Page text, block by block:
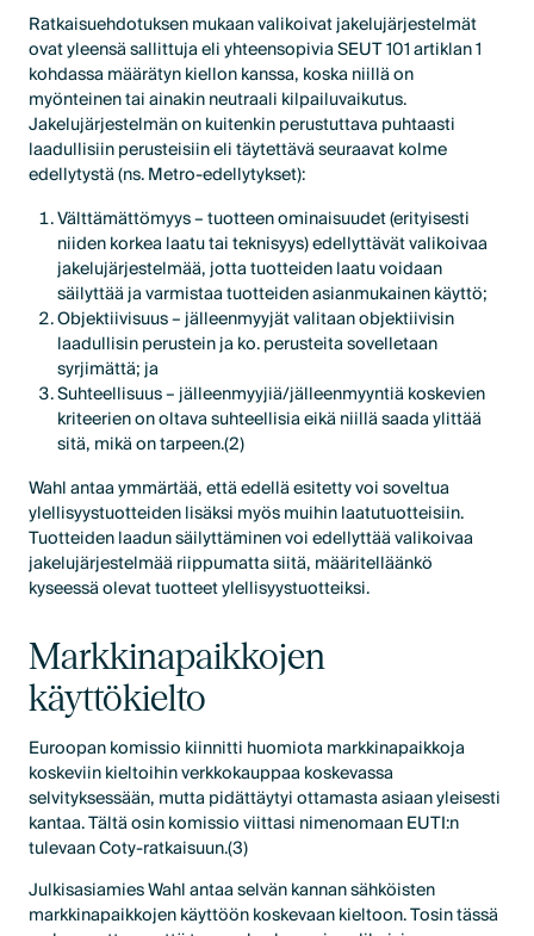
Ratkaisuehdotuksen mukaan valikoivat jakelujärjestelmät
ovat yleensä sallittuja eli yhteensopivia SEUT 101 artiklan 1
kohdassa määrätyn kiellon kanssa, koska niillä on
myönteinen tai ainakin neutraali kilpailuvaikutus.
Jakelujärjestelmän on kuitenkin perustuttava puhtaasti
laadullisiin perusteisiin eli täytettävä seuraavat kolme
edellytystä (ns. Metro-edellytykset):
Välttämättömyys – tuotteen ominaisuudet (erityisesti
niiden korkea laatu tai teknisyys) edellyttävät valikoivaa
jakelujärjestelmää, jotta tuotteiden laatu voidaan
säilyttää ja varmistaa tuotteiden asianmukainen käyttö;
Objektiivisuus – jälleenmyyjät valitaan objektiivisin
laadullisin perustein ja ko. perusteita sovelletaan
syrjimättä; ja
Suhteellisuus – jälleenmyyjiä/jälleenmyyntiä koskevien
kriteerien on oltava suhteellisia eikä niillä saada ylittää
sitä, mikä on tarpeen.(2)
Wahl antaa ymmärtää, että edellä esitetty voi soveltua
ylellisyystuotteiden lisäksi myös muihin laatutuotteisiin.
Tuotteiden laadun säilyttäminen voi edellyttää valikoivaa
jakelujärjestelmää riippumatta siitä, määritelläänkö
kyseessä olevat tuotteet ylellisyystuotteiksi.
Markkinapaikkojen
käyttökielto
Euroopan komissio kiinnitti huomiota markkinapaikkoja
koskeviin kieltoihin verkkokauppaa koskevassa
selvityksessään, mutta pidättäytyi ottamasta asiaan yleisesti
kantaa. Tältä osin komissio viittasi nimenomaan EUTI:n
tulevaan Coty-ratkaisuun.(3)
Julkisasiamies Wahl antaa selvän kannan sähköisten
markkinapaikkojen käyttöön koskevaan kieltoon. Tosin tässä